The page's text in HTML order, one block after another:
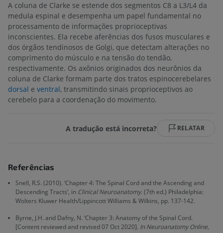
A coluna de Clarke se estende dos segmentos C8 a L3/L4 da
medula espinal e desempenha um papel fundamental no
processamento de informações proprioceptivas
inconscientes. Ela recebe aferências dos fusos musculares e
dos órgãos tendinosos de Golgi, que detectam alterações no
comprimento do músculo e na tensão do tendão,
respectivamente. Os axônios originados dos neurônios da
coluna de Clarke formam parte dos tratos espinocerebelares
dorsal e ventral, transmitindo sinais proprioceptivos ao
cerebelo para a coordenação do movimento.
A tradução está incorreta? RELATAR
Referências
Snell, R.S. (2010). ‘Chapter 4: The Spinal Cord and the Ascending and
Descending Tracts’, in Clinical Neuroanatomy. (7th ed.) Philadelphia:
Wolters Kluwer Health/Lippincott Williams & Wilkins, pp. 137-142.
Byrne, J.H. and Dafny, N. ‘Chapter 3: Anatomy of the Spinal Cord.
[Content reviewed and revised 07 Oct 2020]. In Neuroanatomy Online,